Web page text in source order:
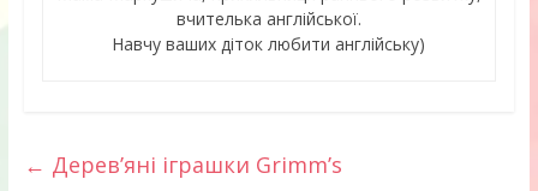
вчителька англійської.
Навчу ваших діток любити англійську)
← Дерев’яні іграшки Grimm’s